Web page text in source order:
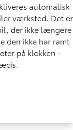
automatisk
værksted. Det er
der ikke længere
den ikke har ramt
på klokken -